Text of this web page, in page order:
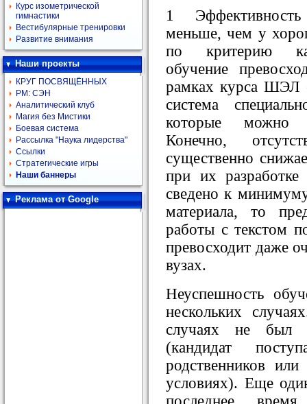
Курс изометрической
гимнастики
Вестибулярные тренировки
Развитие внимания
Наши проекты
КРУГ ПОСВЯЩЁННЫХ
РМ: СЭН
Аналитический клуб
Магия без Мистики
Боевая система
Рассылка "Наука лидерства"
Ссылки
Стратегические игры
Наши баннеры
Реклама от Google
1
меньше, чем у
по критерию
обучение
рамках курса ШЭЛ
система
которые можно
Конечно,
существенно
при их
сведено к
материала, то
работы с текстом
превосходит даже
вузах.
Неуспешность
нескольких
случаях не был
(кандидат
родственников
условиях). Еще